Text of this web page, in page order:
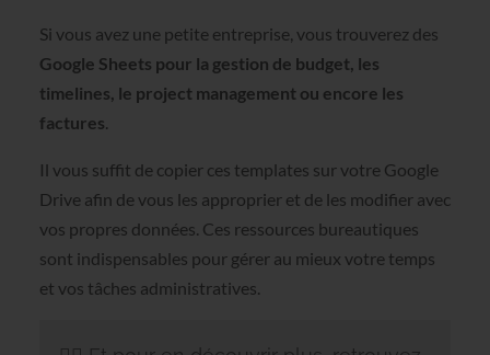
Si vous avez une petite entreprise, vous trouverez des
Google Sheets pour la gestion de budget, les
timelines, le project management ou encore les
factures.
Il vous suffit de copier ces templates sur votre Google
Drive afin de vous les approprier et de les modifier avec
vos propres données. Ces ressources bureautiques
sont indispensables pour gérer au mieux votre temps
et vos tâches administratives.